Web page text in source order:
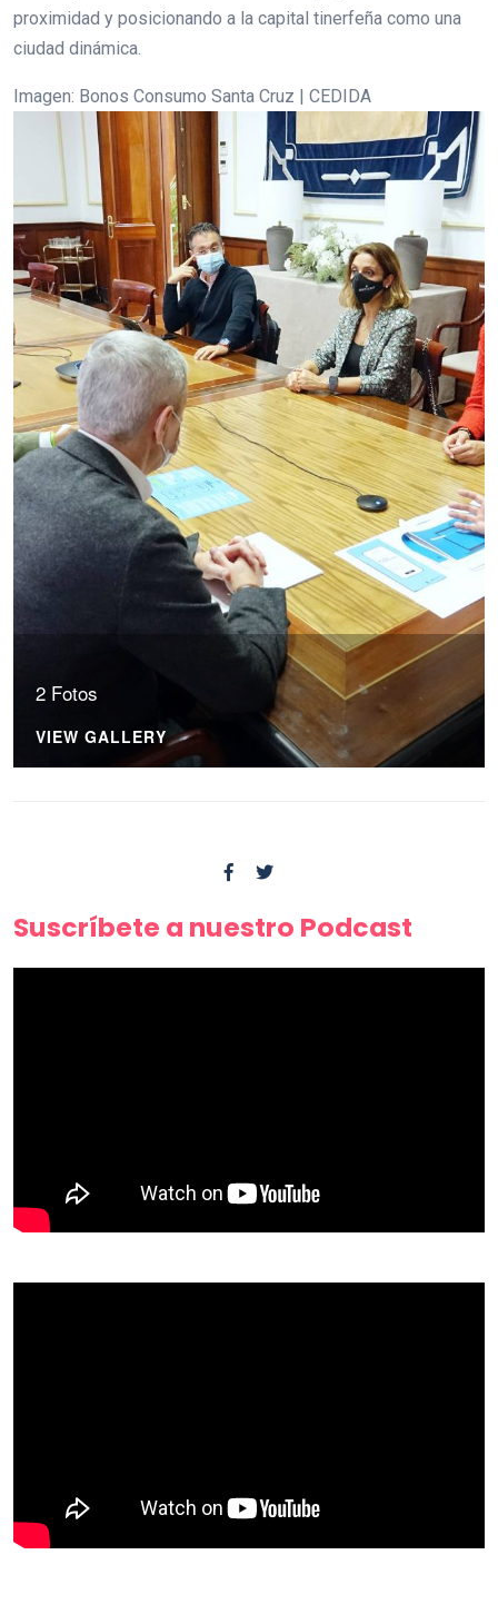
proximidad y posicionando a la capital tinerfeña como una
ciudad dinámica.
Imagen: Bonos Consumo Santa Cruz | CEDIDA
2 Fotos
VIEW GALLERY
Suscríbete a nuestro Podcast